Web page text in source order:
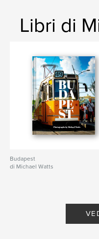
Libri di
Budapest
di Michael Watts